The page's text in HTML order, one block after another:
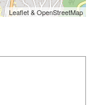
Leaflet & OpenStreetMap